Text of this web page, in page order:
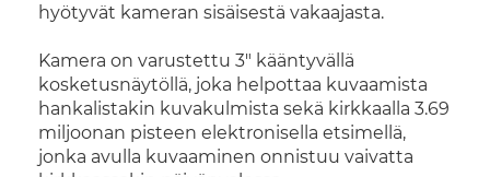
hyötyvät kameran sisäisestä vakaajasta.
Kamera on varustettu 3" kääntyvällä
kosketusnäytöllä, joka helpottaa kuvaamista
hankalistakin kuvakulmista sekä kirkkaalla 3.69
miljoonan pisteen elektronisella etsimellä,
jonka avulla kuvaaminen onnistuu vaivatta